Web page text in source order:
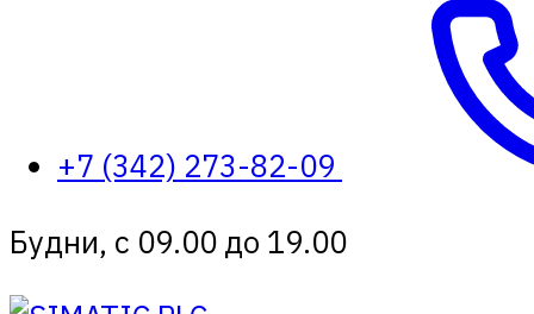
+7 (342) 273-82-09
Будни, с 09.00 до 19.00